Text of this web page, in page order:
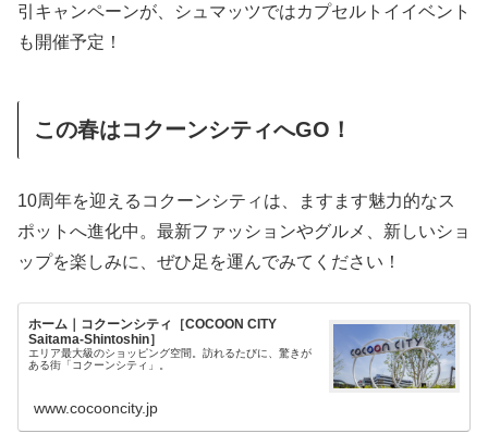
引キャンペーンが、シュマッツではカプセルトイイベント
も開催予定！
この春はコクーンシティへGO！
10周年を迎えるコクーンシティは、ますます魅力的なス
ポットへ進化中。最新ファッションやグルメ、新しいショ
ップを楽しみに、ぜひ足を運んでみてください！
ホーム｜コクーンシティ［COCOON CITY
Saitama-Shintoshin］
エリア最大級のショッピング空間。訪れるたびに、驚きが
ある街「コクーンシティ」。
www.cocooncity.jp